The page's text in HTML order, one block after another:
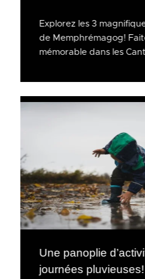
Explorez les 3
de Memphrémagog!
mémorable dans les
Une panoplie
journées pluvieuses!